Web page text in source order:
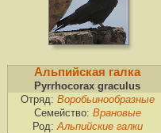
Альпийская галка
Pyrrhocorax graculus
Отряд: Воробьинообразные
Семейство: Врановые
Род: Альпийские галки